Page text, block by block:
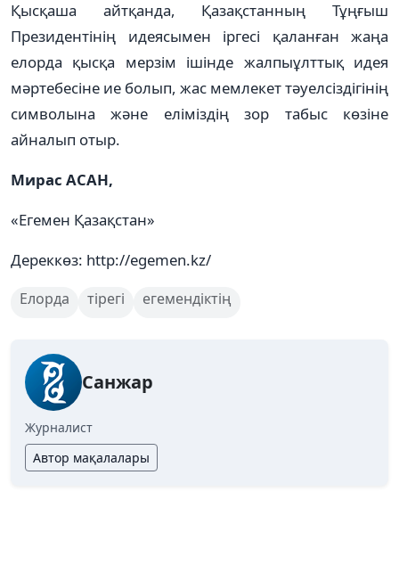
Қысқаша айтқанда, Қазақ­станның Тұңғыш
Президенті­нің идеясымен іргесі қалан­ған жаңа
елорда қысқа мерзім ішінде жалпыұлттық идея
мәр­тебесіне ие болып, жас мемлекет тәуелсіздігінің
символына және еліміздің зор табыс көзіне
айналып отыр.
Мирас АСАН,
«Егемен Қазақстан»
Дереккөз: http://egemen.kz/
Елорда тірегі егемендіктің
Санжар
Журналист
Автор мақалалары